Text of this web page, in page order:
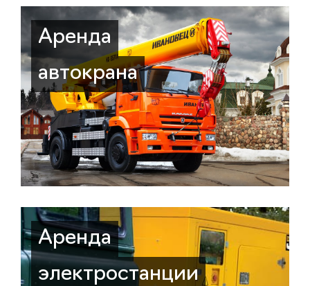
Аренда
автокрана
Аренда
электростанции